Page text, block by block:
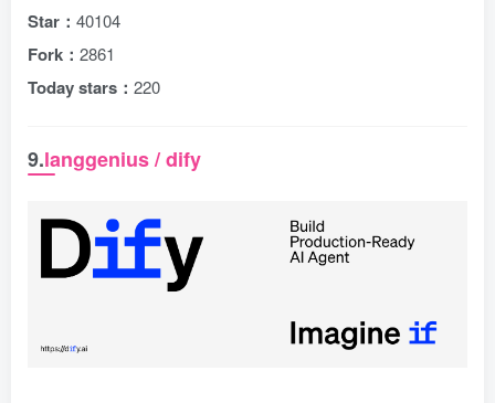
Star： 40104
Fork： 2861
Today stars： 220
9.langgenius / dify